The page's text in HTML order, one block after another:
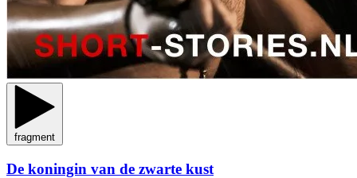
fragment
De koningin van de zwarte kust